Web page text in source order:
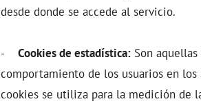
desde donde se accede al servicio.
- Cookies de estadística: Son
comportamiento de los usuarios en
cookies se utiliza para la medición de